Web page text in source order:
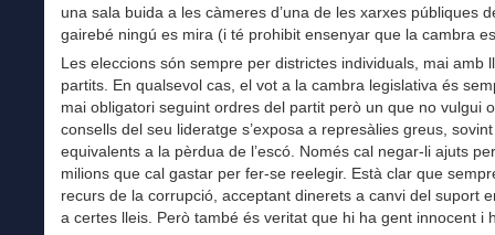
una sala buida a les càmeres d’una de les xarxes públiques
gairebé ningú es mira (i té prohibit ensenyar que la cambra
Les eleccions són sempre per districtes individuals, mai amb
partits. En qualsevol cas, el vot a la cambra legislativa és
mai obligatori seguint ordres del partit però un que no vulgui
consells del seu lideratge s’exposa a represàlies greus, sovint
equivalents a la pèrdua de l’escó. Només cal negar-li ajuts
milions que cal gastar per fer-se reelegir. Està clar que
recurs de la corrupció, acceptant dinerets a canvi del suport
a certes lleis. Però també és veritat que hi ha gent innocent i